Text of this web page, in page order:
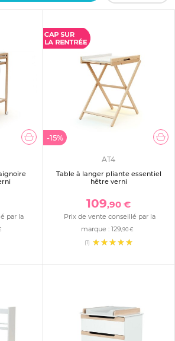
par la
-15%
AT4
Table à langer pliante essentiel
hêtre verni
109,90 €
Prix de vente conseillé par la
marque :129,90 €
(1)